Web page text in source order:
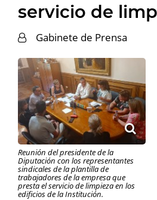
servicio de
Gabinete de Prensa
Reunión del presidente de la
Diputación con los representantes
sindicales de la plantilla de
trabajadores de la empresa que
presta el servicio de limpieza en los
edificios de la Institución.